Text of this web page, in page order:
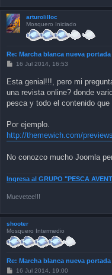
arturolilloc
Mosquero Iniciado
Re: Marcha blanca nueva portada
P
t
16 Jul 2014, 16:53
Esta genial!!!, pero mi
una revista online? donde
pesca y todo el contenido
Por ejemplo.
http://themewich.com/
No conozco mucho Joomla
Ingresa al GRUPO "PESCA
Muevetee!!!
shooter
Mosquero Intermedio
Re: Marcha blanca nueva portada
P16 Jul 2014, 19:00